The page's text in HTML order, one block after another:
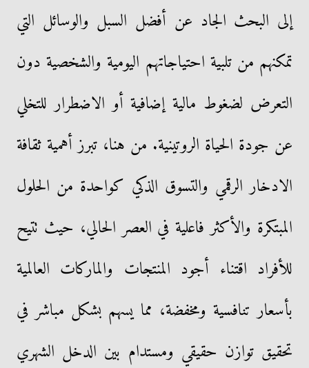
إلى البحث الجاد عن أفضل السبل والوسائل التي
تمكنهم من تلبية احتياجاتهم اليومية والشخصية دون
التعرض لضغوط مالية إضافية أو الاضطرار للتخلي
عن جودة الحياة الروتينية. من هنا، تبرز أهمية ثقافة
الادخار الرقمي والتسوق الذكي كواحدة من الحلول
المبتكرة والأكثر فاعلية في العصر الحالي، حيث تتيح
للأفراد اقتناء أجود المنتجات والماركات العالمية
بأسعار تنافسية ومخفضة، مما يسهم بشكل مباشر في
تحقيق توازن حقيقي ومستدام بين الدخل الشهري